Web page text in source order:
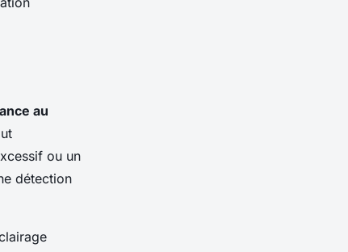
au
ou un
détection